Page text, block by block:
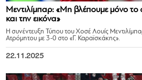
Μεντιλίμπαρ: «Μη βλέπουμε μόνο
και την εικόνα»
Η συνέντευξη Τύπου του Χοσέ Λουίς
Ατρόμητου με 3-0 στο «Γ. Καραϊσκάκης».
22.11.2025